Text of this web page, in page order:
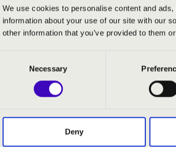
We use cookies to personalise content and
information about your use of our site with our
other information that you’ve provided to them
Necessary
Deny
ELŐADÓK: